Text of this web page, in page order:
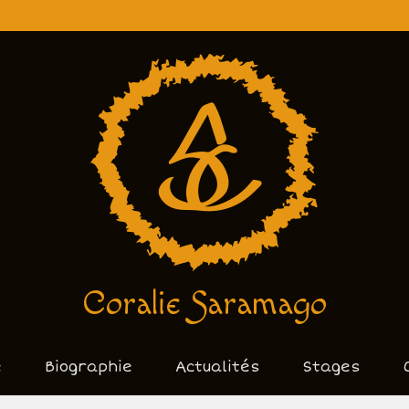
Coralie Saramago
Biographie Actualités Stages